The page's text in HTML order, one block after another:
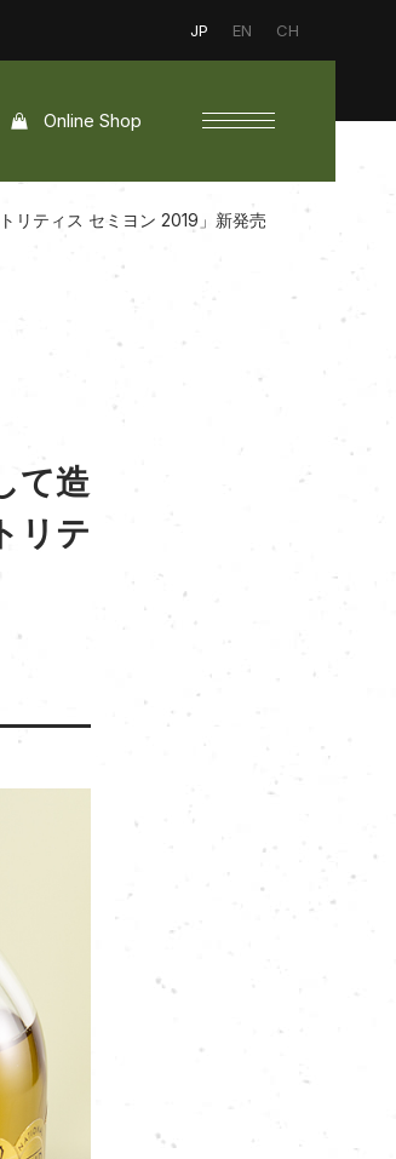
JP EN CH
Online Shop
リティス セミヨン 2019」新発売
て造
リテ